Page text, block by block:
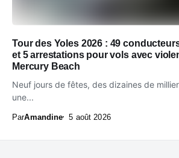
Tour des Yoles 2026 : 49
et 5 arrestations pour vols avec
Mercury Beach
Neuf jours de fêtes, des dizaines de
une...
ParAmandine 5 août 2026